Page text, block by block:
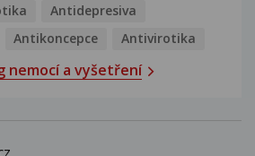
Antidepresiva
Antikoncepce Antivirotika
nemocí a vyšetření